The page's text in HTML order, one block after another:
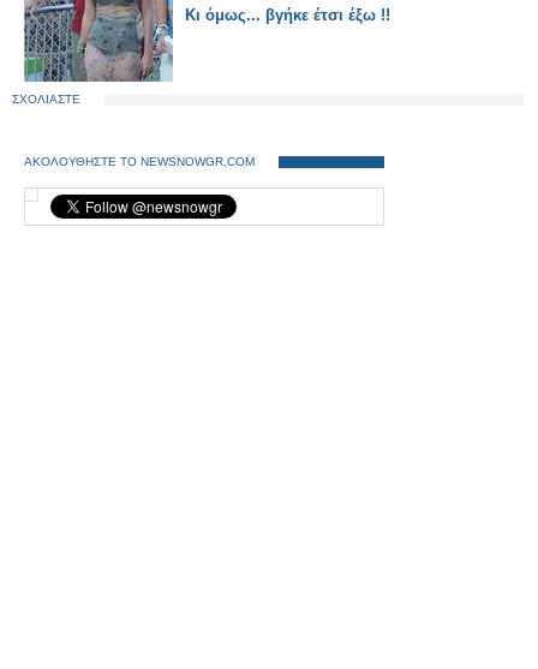
Κι όμως... βγήκε έτσι έξω !!
ΣΧΟΛΙΑΣΤΕ
ΑΚΟΛΟΥΘΗΣΤΕ ΤΟ NEWSNOWGR.COM